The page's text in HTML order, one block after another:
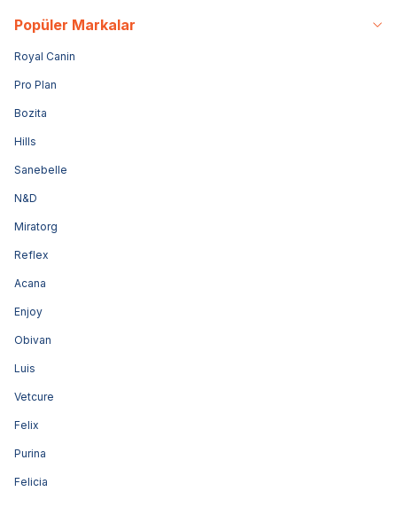
Popüler Markalar
Royal Canin
Pro Plan
Bozita
Hills
Sanebelle
N&D
Miratorg
Reflex
Acana
Enjoy
Obivan
Luis
Vetcure
Felix
Purina
Felicia